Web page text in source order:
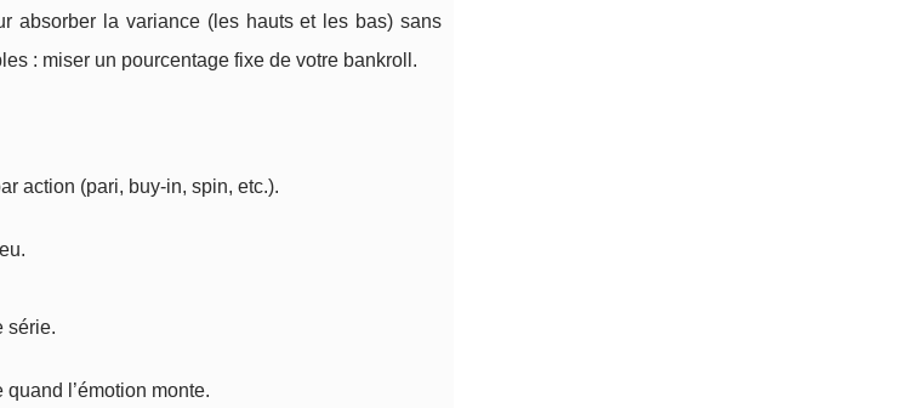
absorber la variance (les hauts et les bas) sans
: miser un pourcentage fixe de votre bankroll.
action (pari, buy-in, spin, etc.).
série.
l’émotion monte.